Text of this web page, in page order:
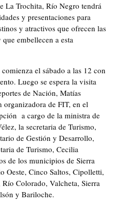
La Trochita, Río Negro tendrá
y presentaciones para
y atractivos que ofrecen las
embellecen a esta
el sábado a las 12 con
Luego se espera la visita
de Nación, Matías
de FIT, en el
a cargo de la ministra de
la secretaria de Turismo,
de Gestión y Desarrollo,
de Turismo, Cecilia
de los municipios de Sierra
Oeste, Cinco Saltos, Cipolletti,
Colorado, Valcheta, Sierra
y Bariloche.